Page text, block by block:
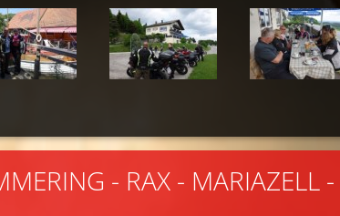
- RAX - MARIAZELL -